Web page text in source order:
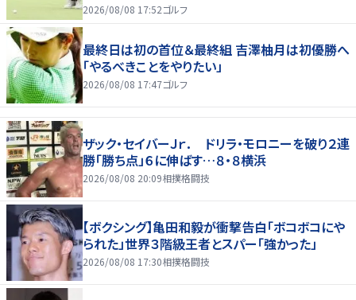
2026/08/08 17:52ゴルフ
最終日は初の首位＆最終組 吉澤柚月は初優勝へ
「やるべきことをやりたい」
2026/08/08 17:47ゴルフ
ザック・セイバーＪｒ． ドリラ・モロニーを破り２連
勝「勝ち点」６に伸ばす…８・８横浜
2026/08/08 20:09相撲格闘技
【ボクシング】亀田和毅が衝撃告白「ボコボコにや
られた」世界３階級王者とスパー「強かった」
2026/08/08 17:30相撲格闘技